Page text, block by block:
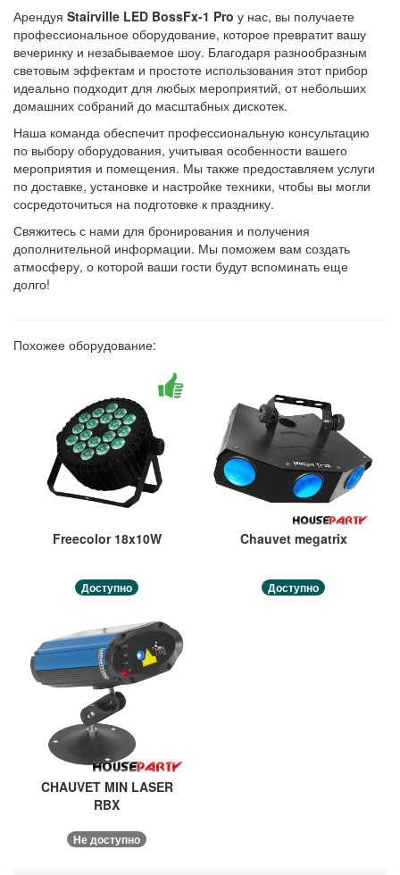
Арендуя Stairville LED BossFx-1 Pro у нас, вы получаете
профессиональное оборудование, которое превратит вашу
вечеринку и незабываемое шоу. Благодаря разнообразным
световым эффектам и простоте использования этот прибор
идеально подходит для любых мероприятий, от небольших
домашних собраний до масштабных дискотек.
Наша команда обеспечит профессиональную консультацию
по выбору оборудования, учитывая особенности вашего
мероприятия и помещения. Мы также предоставляем услуги
по доставке, установке и настройке техники, чтобы вы могли
сосредоточиться на подготовке к празднику.
Свяжитесь с нами для бронирования и получения
дополнительной информации. Мы поможем вам создать
атмосферу, о которой ваши гости будут вспоминать еще
долго!
Похожее оборудование:
Freecolor 18x10W
Доступно
Chauvet megatrix
Доступно
CHAUVET MIN LASER
RBX
Не доступно